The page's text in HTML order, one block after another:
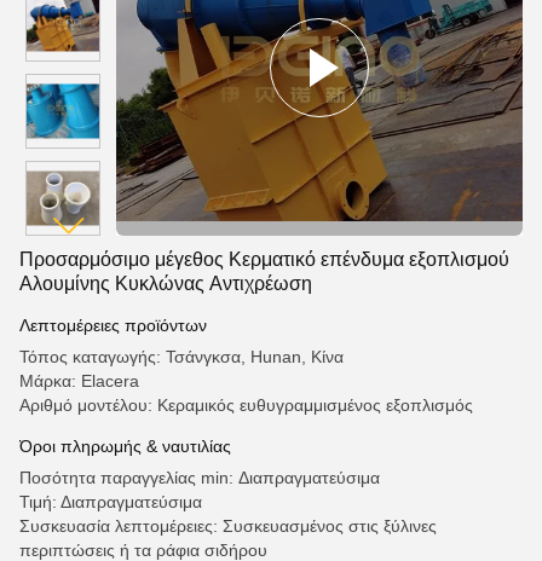
Προσαρμόσιμο μέγεθος Κερματικό επένδυμα εξοπλισμού
Αλουμίνης Κυκλώνας Αντιχρέωση
Λεπτομέρειες προϊόντων
Τόπος καταγωγής: Τσάνγκσα, Hunan, Κίνα
Μάρκα: Elacera
Αριθμό μοντέλου: Κεραμικός ευθυγραμμισμένος εξοπλισμός
Όροι πληρωμής & ναυτιλίας
Ποσότητα παραγγελίας min: Διαπραγματεύσιμα
Τιμή: Διαπραγματεύσιμα
Συσκευασία λεπτομέρειες: Συσκευασμένος στις ξύλινες
περιπτώσεις ή τα ράφια σιδήρου